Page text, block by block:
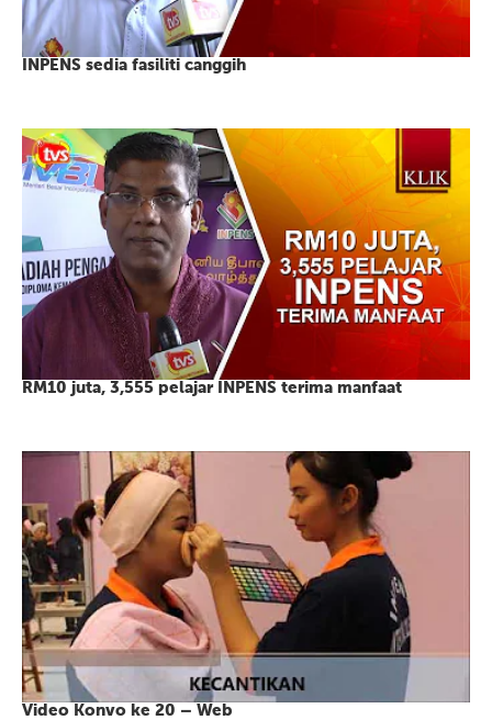
INPENS sedia fasiliti canggih
RM10 juta, 3,555 pelajar INPENS terima manfaat
Video Konvo ke 20 – Web